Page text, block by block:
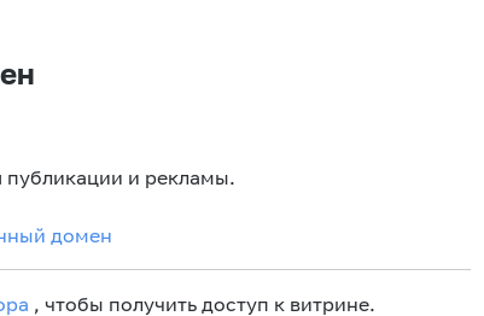
публикации и рекламы.
домен
, чтобы получить доступ к витрине.